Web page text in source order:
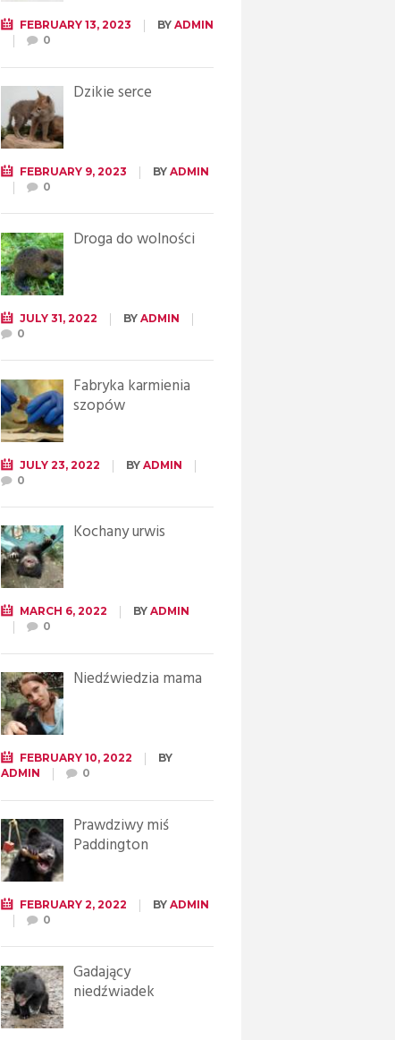
FEBRUARY 13, 2023 BY ADMIN
0
Dzikie serce
FEBRUARY 9, 2023 BY ADMIN
0
Droga do wolności
JULY 31, 2022 BY ADMIN
0
Fabryka karmienia
szopów
JULY 23, 2022 BY ADMIN
0
Kochany urwis
MARCH 6, 2022 BY ADMIN
0
Niedźwiedzia mama
FEBRUARY 10, 2022
BY
ADMIN
0
Prawdziwy miś
Paddington
FEBRUARY 2, 2022 BY ADMIN
0
Gadający
niedźwiadek